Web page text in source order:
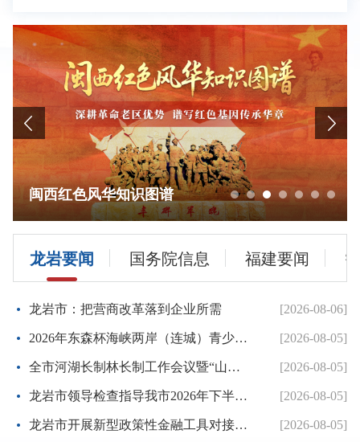
闽西红色风华知识图谱
龙岩要闻 国务院信息 福建要闻
[2026-08-06]
龙岩市：把营商改革落到企业所需
[2026-08-05]
2026年东森杯海峡两岸（连城）青少年棒球邀请赛暨第七届海峡...
[2026-08-05]
全市河湖长制林长制工作会议暨“山水龙岩”生态品牌建设推进...
[2026-08-05]
龙岩市领导检查指导我市2026年下半年征兵体检工作
[2026-08-05]
龙岩市开展新型政策性金融工具对接服务工作